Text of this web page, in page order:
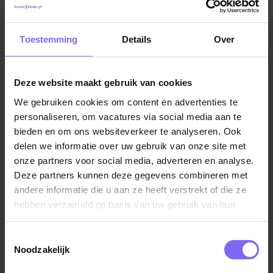
Toestemming Details Over
Deze website maakt gebruik van cookies
We gebruiken cookies om content en advertenties te
personaliseren, om vacatures via social media aan te
bieden en om ons websiteverkeer te analyseren. Ook
delen we informatie over uw gebruik van onze site met
onze partners voor social media, adverteren en analyse.
Deze partners kunnen deze gegevens combineren met
andere informatie die u aan ze heeft verstrekt of die ze
hebben verzameld op basis van uw gebruik van hun
Noodzakelijk
van een 36-urige werkweek
De uren zijn in overleg
korting op leuke uitjes en activiteiten via Fit & Fun
Alle ruimte voor groei met volop kansen voor
(bij)scholing en jouw eigen ideeën
Werk met betekenis, waarin jij écht het verschil
maakt voor cliënten en de zorg van morgen
Voorrang op een betaalbare huurwoning waarvoor
je geen inschrijving nodig hebt. Bekijk de
mogelijkhedenvia wonen via Envida
Een dynamische werkomgeving met veel ruimte
stimuleren wij)
Vergelijkbare vacatures
Helpende (plus) chronisch zorgteam
Proteion
Venlo
Ondersteuner wonen en zorg –
Zorgcentrum Emmastaete